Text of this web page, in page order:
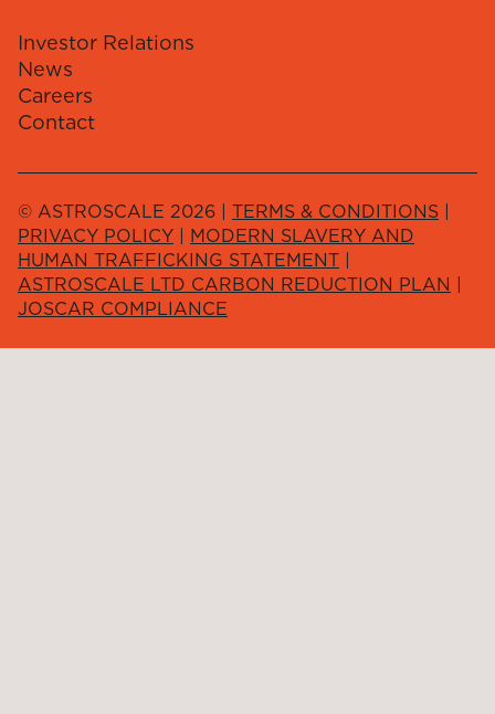
Investor Relations
News
Careers
Contact
© ASTROSCALE 2026 | TERMS & CONDITIONS |
PRIVACY POLICY | MODERN SLAVERY AND
HUMAN TRAFFICKING STATEMENT |
ASTROSCALE LTD CARBON REDUCTION PLAN |
JOSCAR COMPLIANCE